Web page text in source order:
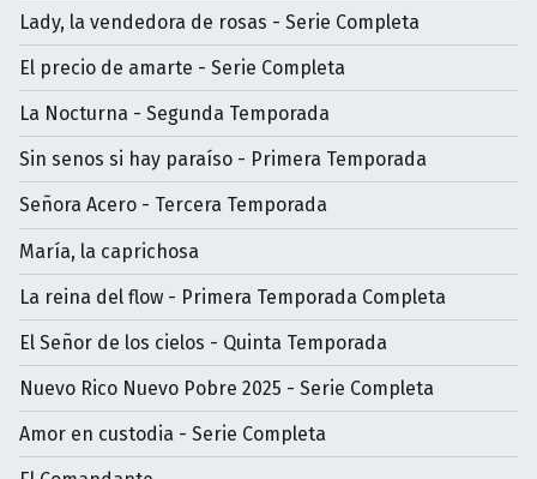
Lady, la vendedora de rosas - Serie Completa
El precio de amarte - Serie Completa
La Nocturna - Segunda Temporada
Sin senos si hay paraíso - Primera Temporada
Señora Acero - Tercera Temporada
María, la caprichosa
La reina del flow - Primera Temporada Completa
El Señor de los cielos - Quinta Temporada
Nuevo Rico Nuevo Pobre 2025 - Serie Completa
Amor en custodia - Serie Completa